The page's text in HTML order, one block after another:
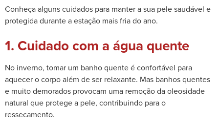
Conheça alguns cuidados para manter a sua pele saudável e
protegida durante a estação mais fria do ano.
1. Cuidado com a água quente
No inverno, tomar um banho quente é confortável para
aquecer o corpo além de ser relaxante. Mas banhos quentes
e muito demorados provocam uma remoção da oleosidade
natural que protege a pele, contribuindo para o
ressecamento.